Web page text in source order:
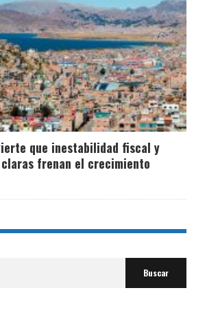
que inestabilidad fiscal y
frenan el crecimiento